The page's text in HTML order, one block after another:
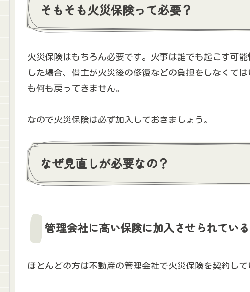
そもそも火災保険って必要？
火災保険はもちろん必要です。火事は誰でも起こす可
した場合、借主が火災後の修復などの負担をしなくて
も何も戻ってきません。
なので火災保険は必ず加入しておきましょう。
なぜ見直しが必要なの？
管理会社に高い保険に加入させられてい
ほとんどの方は不動産の管理会社で火災保険を契約して